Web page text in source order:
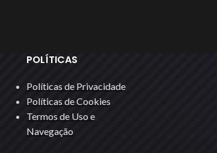
POLÍTICAS
Políticas de Privacidade
Políticas de Cookies
Termos de Uso e
Navegação